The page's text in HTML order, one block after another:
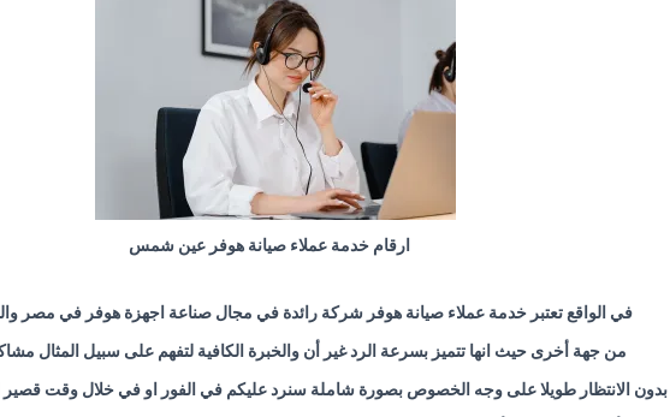
ارقام خدمة عملاء صيانة هوفر عين شمس
في الواقع تعتبر خدمة عملاء صيانة هوفر شركة رائدة في مجال صناعة اجهزة هوفر في مصر
من جهة أخرى حيث انها تتميز بسرعة الرد غير أن والخبرة الكافية لتفهم على سبيل المثال
بدون الانتظار طويلا على وجه الخصوص بصورة شاملة سنرد عليكم في الفور او في خلال وقت